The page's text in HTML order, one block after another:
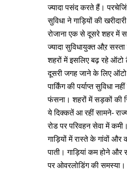
ज्यादा पसंद करते हैं।
सुविधा ने गाड़ियों की
रोजाना एक से दूसरे शहर में
ज्यादा सुविधायुक्त औऱ
शहरों में इसलिए बढ़ रहे ऑटो
दूसरी जगह जाने के लिए ऑटो
पार्किंग की पर्याप्त सुविधा
फंसना। शहरों में सड़कों की
ये दिक्कतें आ रहीं सामने-
रोड पर परिवहन सेवा में
गाड़ियों में रास्ते के गांवों और
पाती। गाड़ियां कम होने और
पर ओवरलोडिंग की समस्या।